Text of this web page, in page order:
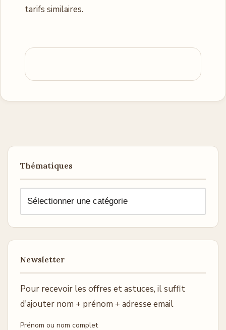
tarifs similaires.
Thématiques
Newsletter
Pour recevoir les offres et astuces, il suffit
d'ajouter nom + prénom + adresse email
Prénom ou nom complet